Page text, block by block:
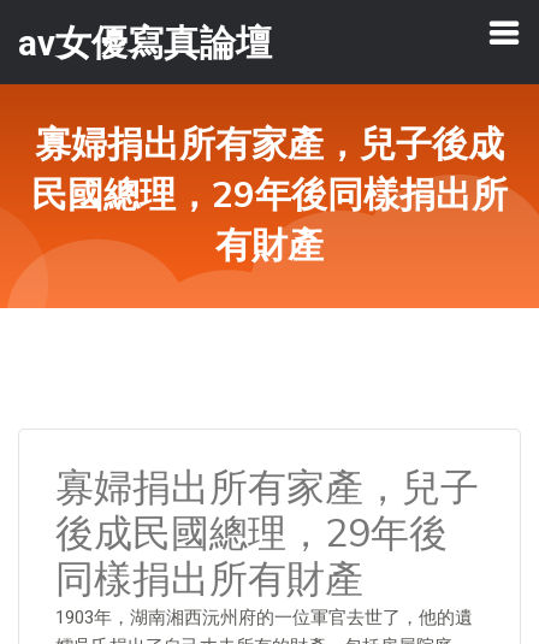
av女優寫真論壇
寡婦捐出所有家產，兒子後成
民國總理，29年後同樣捐出所
有財產
寡婦捐出所有家產，兒子
後成民國總理，29年後
同樣捐出所有財產
1903年，湖南湘西沅州府的一位軍官去世了，他的遺